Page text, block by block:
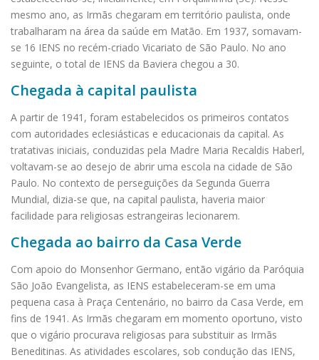
mesmo ano, as Irmãs chegaram em território paulista, onde
trabalharam na área da saúde em Matão. Em 1937, somavam-
se 16 IENS no recém-criado Vicariato de São Paulo. No ano
seguinte, o total de IENS da Baviera chegou a 30.
Chegada à capital paulista
A partir de 1941, foram estabelecidos os primeiros contatos
com autoridades eclesiásticas e educacionais da capital. As
tratativas iniciais, conduzidas pela Madre Maria Recaldis Haberl,
voltavam-se ao desejo de abrir uma escola na cidade de São
Paulo. No contexto de perseguições da Segunda Guerra
Mundial, dizia-se que, na capital paulista, haveria maior
facilidade para religiosas estrangeiras lecionarem.
Chegada ao bairro da Casa Verde
Com apoio do Monsenhor Germano, então vigário da Paróquia
São João Evangelista, as IENS estabeleceram-se em uma
pequena casa à Praça Centenário, no bairro da Casa Verde, em
fins de 1941. As Irmãs chegaram em momento oportuno, visto
que o vigário procurava religiosas para substituir as Irmãs
Beneditinas. As atividades escolares, sob condução das IENS,